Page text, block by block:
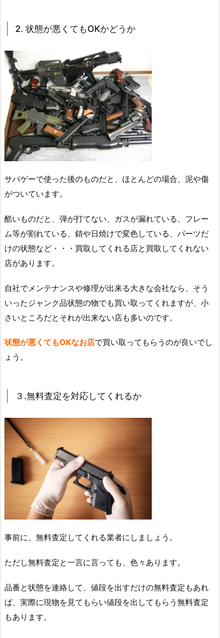
2. 状態が悪くてもOKかどうか
サバゲーで使った後のものだと、ほとんどの場合、泥や傷
がついています。
酷いものだと、弾が打てない、ガスが漏れている、フレー
ム等が割れている、錆や日焼けで変色している、パーツだ
けの状態など・・・買取してくれる店と買取してくれない
店があります。
自社でメンテナンスや修理が出来る大きな会社なら、そう
いったジャンク品状態の物でも買い取ってくれますが、小
さいところだとそれが出来ない店も多いのです。
状態が悪くてもOKなお店で買い取ってもらうのが良いでし
ょう。
３.無料査定を対応してくれるか
事前に、無料査定してくれる業者にしましょう。
ただし無料査定と一言に言っても、色々あります。
品番と状態を連絡して、値段を出すだけの無料査定もあれ
ば、実際に現物を見てもらい値段を出してもらう無料査定
もあります。